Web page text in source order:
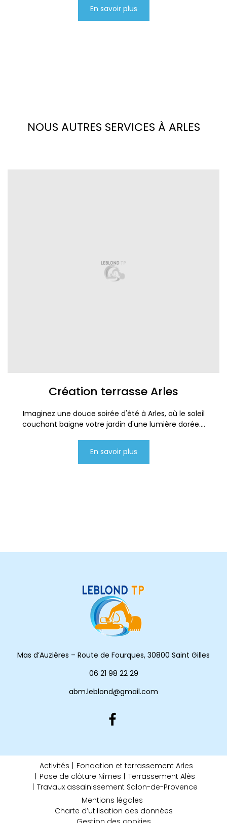
En savoir plus
NOUS AUTRES SERVICES À ARLES
Création terrasse Arles
Imaginez une douce soirée d'été à Arles, où le soleil
couchant baigne votre jardin d'une lumière dorée....
En savoir plus
Mas d’Auzières – Route de Fourques, 30800 Saint Gilles
06 21 98 22 29
abm.leblond@gmail.com
Activités
Fondation et terrassement Arles
Pose de clôture Nîmes
Terrassement Alès
Travaux assainissement Salon-de-Provence
Mentions légales
Charte d’utilisation des données